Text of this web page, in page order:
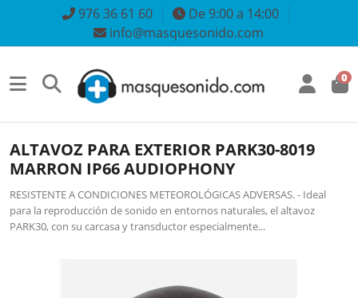
976 36 61 60
De 9:00 a 14:00
info@masquesonido.com
0
ALTAVOZ PARA EXTERIOR PARK30-8019
MARRON IP66 AUDIOPHONY
RESISTENTE A CONDICIONES METEOROLÓGICAS ADVERSAS. - Ideal
para la reproducción de sonido en entornos naturales, el altavoz
PARK30, con su carcasa y transductor especialmente...